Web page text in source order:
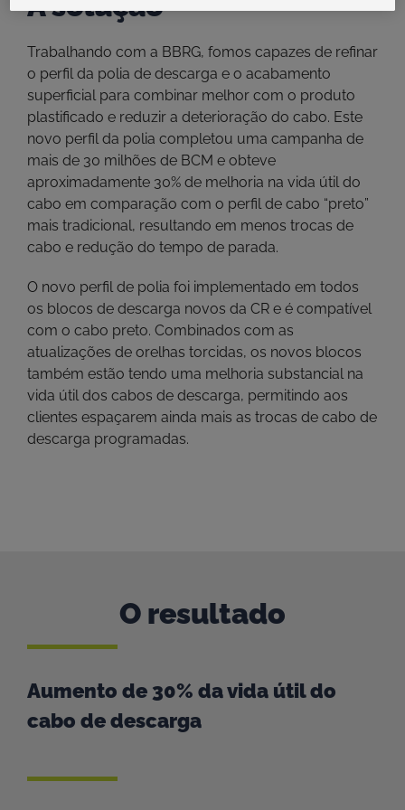
Trabalhando com a BBRG, fomos capazes de refinar
o perfil da polia de descarga e o acabamento
superficial para combinar melhor com o produto
plastificado e reduzir a deterioração do cabo. Este
novo perfil da polia completou uma campanha de
mais de 30 milhões de BCM e obteve
aproximadamente 30% de melhoria na vida útil do
cabo em comparação com o perfil de cabo “preto”
mais tradicional, resultando em menos trocas de
cabo e redução do tempo de parada.
O novo perfil de polia foi implementado em todos
os blocos de descarga novos da CR e é compatível
com o cabo preto. Combinados com as
atualizações de orelhas torcidas, os novos blocos
também estão tendo uma melhoria substancial na
vida útil dos cabos de descarga, permitindo aos
clientes espaçarem ainda mais as trocas de cabo de
descarga programadas.
O resultado
Aumento de 30% da vida útil do
cabo de descarga